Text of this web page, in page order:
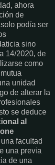
ahora
de
podía ser
sino
14/2020, de
como
unidad
de alterar la
se deduce
al
facultad
una previa
de una